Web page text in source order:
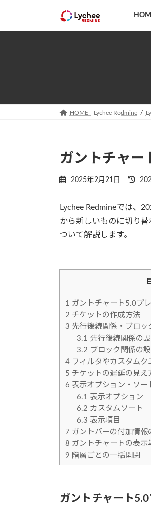
テ
ッ
ゲ
移
HOME - Lychee Redmine
ガントチャー
2025年2月21日
最
新
日
Lychee Redmineでは、
から新しいものに切り
ついて解説します。
1 ガントチャート5.0プ
2 チケットの作成方法
3 先行後続関係・ブロッ
3.1 先行後続関係の
3.2 ブロック関係の
4 フィルタやカスタムク
5 チケットの遅延の見え
6 表示オプション・ソー
6.1 表示オプション
6.2 カスタムソート
6.3 表示項目
7 ガントバーの付加情報
8 ガントチャートの表示
9 階層ごとの一括開閉
ガントチャート